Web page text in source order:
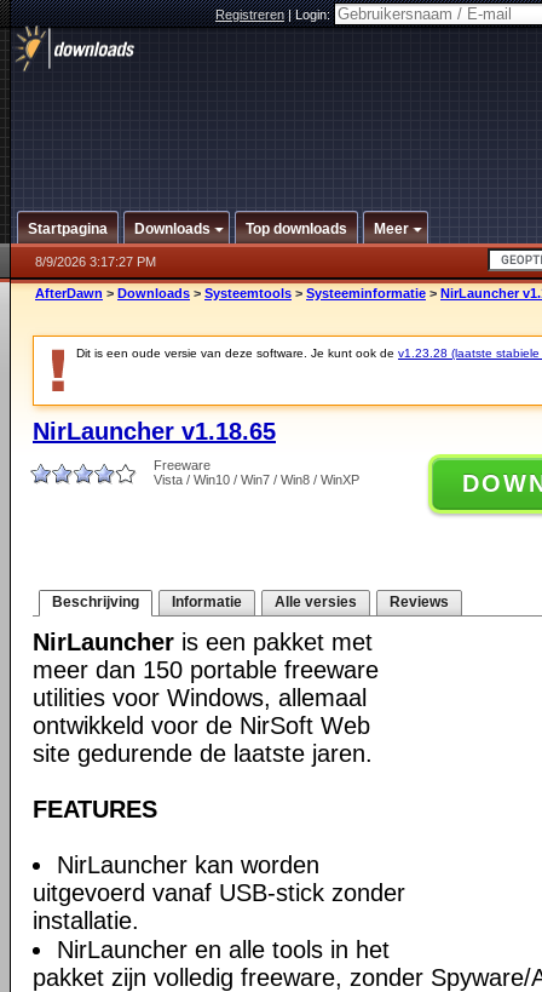
Registreren|Login:
Startpagina Downloads Top downloads Meer
8/9/2026 3:17:27 PM
AfterDawn > Downloads > Systeemtools > Systeeminformatie > NirLauncher
Dit is een oude versie van deze software. Je kunt ook de v1.23.28 (laatste stabiele
NirLauncher v1.18.65
Freeware
Vista / Win10 / Win7 / Win8 / WinXP
Beschrijving Informatie Alle versies Reviews
NirLauncher is een pakket met
meer dan 150 portable freeware
utilities voor Windows, allemaal
ontwikkeld voor de NirSoft Web
site gedurende de laatste jaren.
FEATURES
NirLauncher kan worden
uitgevoerd vanaf USB-stick zonder
installatie.
NirLauncher en alle tools in het
pakket zijn volledig freeware, zonder Spyware/